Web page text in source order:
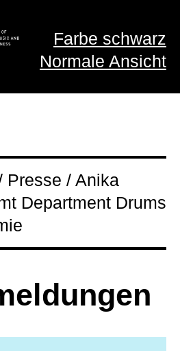
Farbe schwarz
Normale Ansicht
Presse / Anika
Department Drums